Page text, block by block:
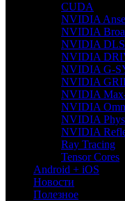
CUDA
NVIDIA
NVIDIA
NVIDIA
NVIDIA
NVIDIA G-
NVIDIA
NVIDIA
NVIDIA
NVIDIA
NVIDIA
Ray Tracing
Tensor Cores
Android + iOS
Новости
Полезное